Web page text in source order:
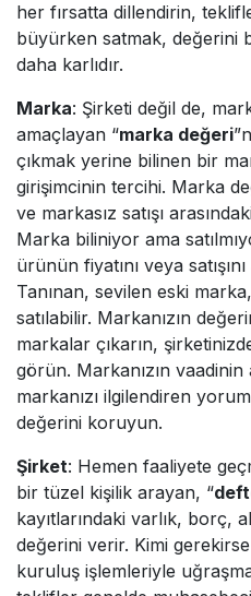
her fırsatta dillendirin,
büyürken satmak, değerini
daha karlıdır.
Marka: Şirketi değil de,
amaçlayan “marka değeri
çıkmak yerine bilinen bir
girişimcinin tercihi. Marka
ve markasız satışı
Marka biliniyor ama
ürünün fiyatını veya
Tanınan, sevilen eski
satılabilir. Markanızın
markalar çıkarın,
görün. Markanızın
markanızı ilgilendiren
değerini koruyun.
Şirket: Hemen faaliyete
bir tüzel kişilik arayan, “
kayıtlarındaki varlık, borç,
değerini verir. Kimi
kuruluş işlemleriyle